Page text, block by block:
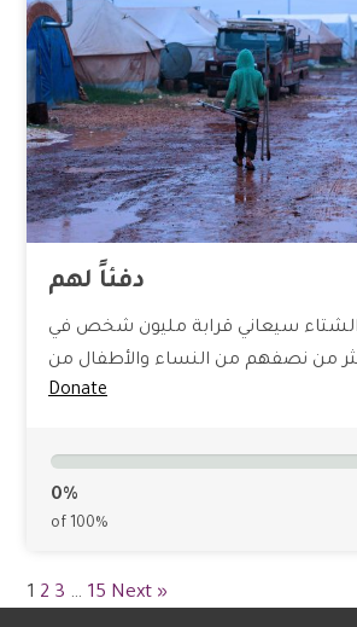
دفئاً لهم
الشتاء سيعاني قرابة مليون شخص في
Donate
0%
of 100%
1 2 3 … 15 Next »